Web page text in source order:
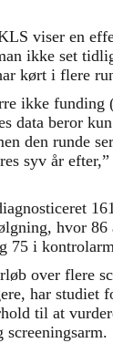
viser en
ikke set
kørt i flere
ikke funding
data beror
den runde
syv år
hvor 86
75 i
over flere
har studiet
til at